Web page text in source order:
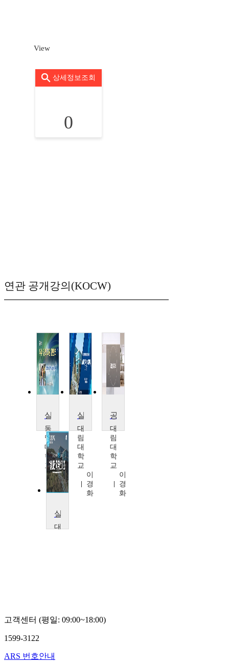
View
상세정보조회
0
연관 공개강의(KOCW)
동
명
대
학
교
최
준
혁
대
림
대
학
교
이
경
화
대
림
대
학
교
이
경
화
대
고객센터 (평일: 09:00~18:00)
1599-3122
ARS 번호안내